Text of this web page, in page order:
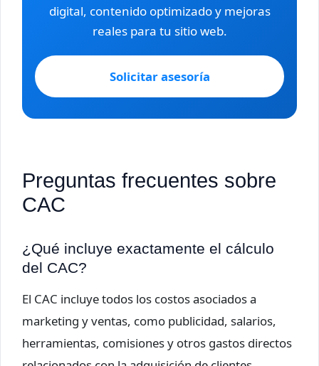
digital, contenido optimizado y mejoras
reales para tu sitio web.
Solicitar asesoría
Preguntas frecuentes sobre
CAC
¿Qué incluye exactamente el cálculo
del CAC?
El CAC incluye todos los costos asociados a
marketing y ventas, como publicidad, salarios,
herramientas, comisiones y otros gastos directos